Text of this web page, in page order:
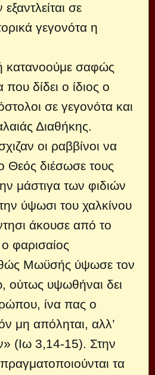
σε
γεγονότα η
κατανοούμε σαφώς
δίδει ο ίδιος ο
σε γεγονότα και
Διαθήκης.
οι ραββίνοι να
Θεός διέσωσε τους
μάστιγα των φιδιών
ύψωσι του χαλκίνου
άκουσε από το
φαρισαίος
Μωϋσής ύψωσε τον
ούτως υψωθήναι δει
ίνα πας ο
μη απόληται, αλλ’
(Ιω 3,14-15). Στην
τα